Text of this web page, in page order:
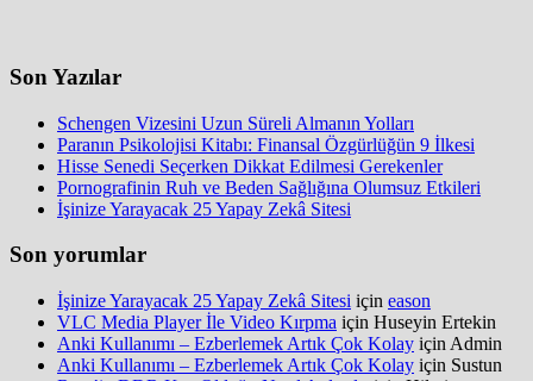
Son Yazılar
Schengen Vizesini Uzun Süreli Almanın Yolları
Paranın Psikolojisi Kitabı: Finansal Özgürlüğün 9 İlkesi
Hisse Senedi Seçerken Dikkat Edilmesi Gerekenler
Pornografinin Ruh ve Beden Sağlığına Olumsuz Etkileri
İşinize Yarayacak 25 Yapay Zekâ Sitesi
Son yorumlar
İşinize Yarayacak 25 Yapay Zekâ Sitesi için eason
VLC Media Player İle Video Kırpma için Huseyin Ertekin
Anki Kullanımı – Ezberlemek Artık Çok Kolay için Admin
Anki Kullanımı – Ezberlemek Artık Çok Kolay için Sustun